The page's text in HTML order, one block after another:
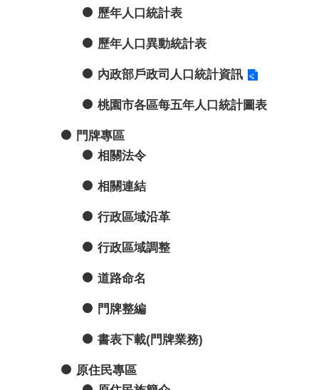
歷年人口統計表
歷年人口異動統計表
內政部戶政司人口統計資訊
桃園市各區每五年人口統計圖表
門牌專區
相關法令
相關連結
行政區域沿革
行政區域調整
道路命名
門牌整編
書表下載(門牌業務)
原住民專區